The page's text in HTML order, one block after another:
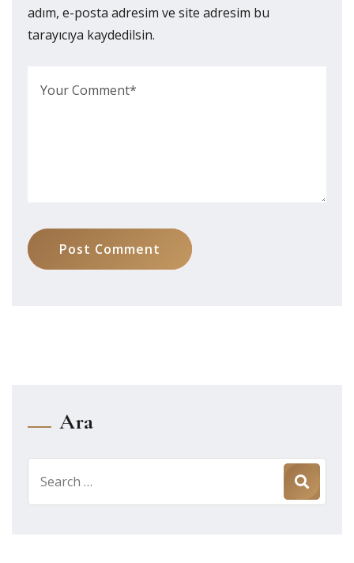
adım, e-posta adresim ve site adresim bu
tarayıcıya kaydedilsin.
Post Comment
Ara
for: